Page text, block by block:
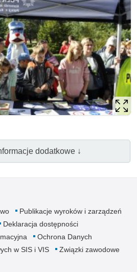
dodatkowe ↓
Publikacje wyroków i zarządzeń
Deklaracja dostępności
Ochrona Danych
w SIS i VIS
Związki zawodowe